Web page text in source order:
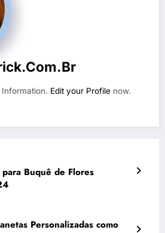
Edit your Profile now.
Buquê de Flores
Personalizadas como